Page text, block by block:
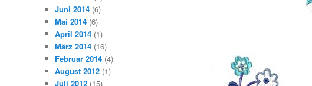
Juni 2014 (6)
Mai 2014 (6)
April 2014 (1)
März 2014 (16)
Februar 2014 (4)
August 2012 (1)
Juli 2012 (15)